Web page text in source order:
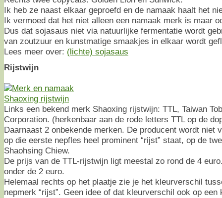
Ik heb ze naast elkaar geproefd en de namaak haalt het
Ik vermoed dat het niet alleen een namaak merk is maar
Dus dat sojasaus niet via natuurlijke fermentatie wordt
van zoutzuur en kunstmatige smaakjes in elkaar wordt
Lees meer over: (lichte) sojasaus
Rijstwijn
Links een bekend merk Shaoxing rijstwijn: TTL, Taiwan
Corporation. (herkenbaar aan de rode letters TTL op de
Daarnaast 2 onbekende merken. De producent wordt niet
op die eerste nepfles heel prominent “rijst” staat, op de
Shaohsing Chiew.
De prijs van de TTL-rijstwijn ligt meestal zo rond de 4
onder de 2 euro.
Helemaal rechts op het plaatje zie je het kleurverschil
nepmerk “rijst”. Geen idee of dat kleurverschil ook op